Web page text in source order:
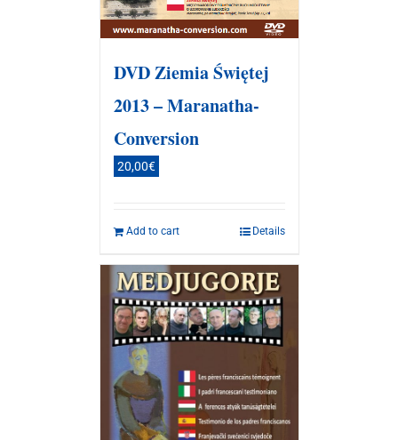
DVD Ziemia Świętej
2013 – Maranatha-
Conversion
20,00€
Add to cart Details